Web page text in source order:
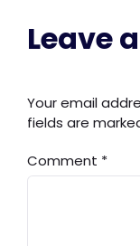
Leave
Your email
fields are
Comment *